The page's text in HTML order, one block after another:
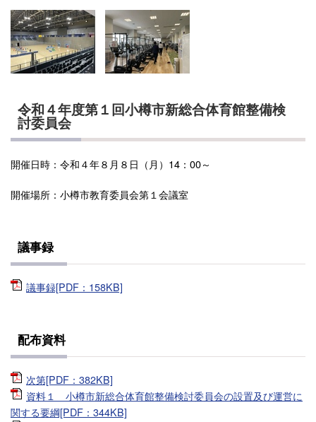
令和４年度第１回小樽市新総合体育館整備検
討委員会
開催日時：令和４年８月８日（月）14：00～
開催場所：小樽市教育委員会第１会議室
議事録
議事録[PDF：158KB]
配布資料
次第[PDF：382KB]
資料１ 小樽市新総合体育館整備検討委員会の設置及び運営に
関する要綱[PDF：344KB]